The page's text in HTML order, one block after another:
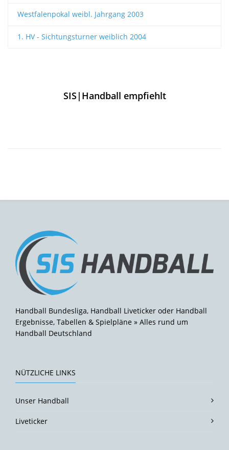
Westfalenpokal weibl. Jahrgang 2003
1. HV - Sichtungsturner weiblich 2004
SIS|Handball empfiehlt
Handball Bundesliga, Handball Liveticker oder Handball
Ergebnisse, Tabellen & Spielpläne » Alles rund um
Handball Deutschland
NÜTZLICHE LINKS
Unser Handball
Liveticker